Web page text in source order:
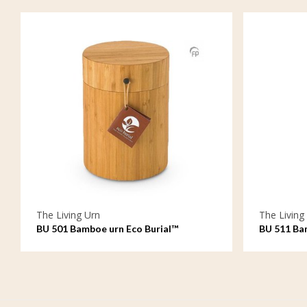
The Living Urn
BU 501 Bamboe urn Eco Burial™
The Living
BU 511